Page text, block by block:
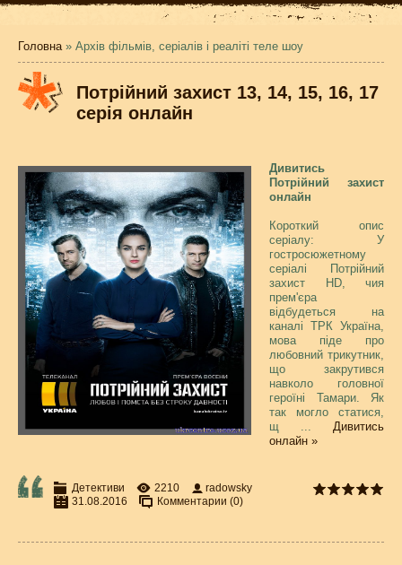
Головна» Архів фільмів, серіалів і реаліті теле шоу
Потрійний захист 13, 14, 15, 16, 17
серія онлайн
Дивитись
Потрійний захист
онлайн
Короткий опис
серіалу: У
гостросюжетному
серіалі Потрійний
захист HD, чия
прем'єра
відбудеться на
каналі ТРК Україна,
мова піде про
любовний трикутник,
що закрутився
навколо головної
героїні Тамари. Як
так могло статися,
щ ... Дивитись
онлайн »
Детективи 2210
radowsky
31.08.2016
Комментарии (0)